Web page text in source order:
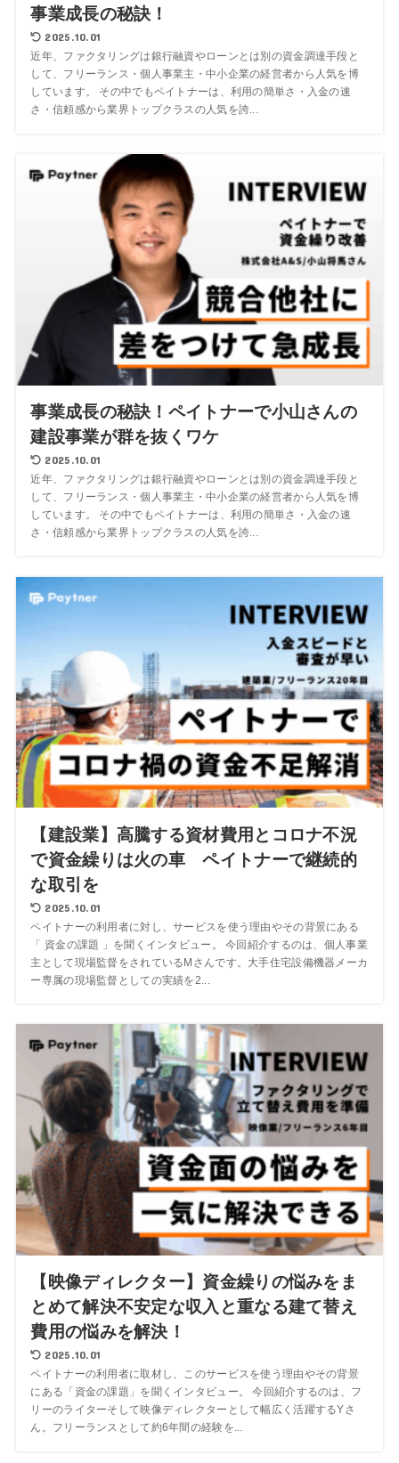
事業成長の秘訣！
2025.10.01
近年、ファクタリングは銀行融資やローンとは別の資金調達手段と
して、フリーランス・個人事業主・中小企業の経営者から人気を博
しています。 その中でもペイトナーは、利用の簡単さ・入金の速
さ・信頼感から業界トップクラスの人気を誇...
事業成長の秘訣！ペイトナーで小山さんの
建設事業が群を抜くワケ
2025.10.01
近年、ファクタリングは銀行融資やローンとは別の資金調達手段と
して、フリーランス・個人事業主・中小企業の経営者から人気を博
しています。 その中でもペイトナーは、利用の簡単さ・入金の速
さ・信頼感から業界トップクラスの人気を誇...
【建設業】高騰する資材費用とコロナ不況
で資金繰りは火の車 ペイトナーで継続的
な取引を
2025.10.01
ペイトナーの利用者に対し、サービスを使う理由やその背景にある
「 資金の課題 」を聞くインタビュー。 今回紹介するのは、個人事業
主として現場監督をされているMさんです。大手住宅設備機器メーカ
ー専属の現場監督としての実績を2...
【映像ディレクター】資金繰りの悩みをま
とめて解決不安定な収入と重なる建て替え
費用の悩みを解決！
2025.10.01
ペイトナーの利用者に取材し、このサービスを使う理由やその背景
にある「資金の課題」を聞くインタビュー。 今回紹介するのは、フ
リーのライターそして映像ディレクターとして幅広く活躍するYさ
ん。フリーランスとして約6年間の経験を...